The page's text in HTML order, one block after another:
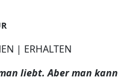
| ERHALTEN
liebt. Aber man kann